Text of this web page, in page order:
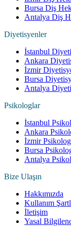
Bursa Diş
Antalya Diş
Diyetisyenler
İstanbul
Ankara
İzmir
Bursa
Antalya
Psikologlar
İstanbul
Ankara
İzmir
Bursa
Antalya
Bize Ulaşın
Hakkımızda
Kullanım
İletişim
Yasal